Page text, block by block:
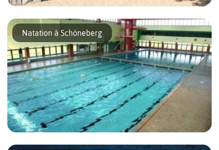
À Berlin, l’été, on a chaud et on cherche l’eau. Heureusement,
presque chaque quartier a une piscine d’été ou un bain extérieur.
Des tarifs famille ou pour la saison sont prévus […]
Natation à Schöneberg
Le centre sportif de Schöneberg possède une grande piscine